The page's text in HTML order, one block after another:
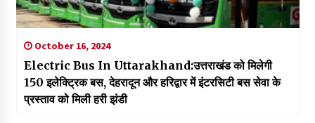
October 16, 2024
Electric Bus In Uttarakhand:उत्तराखंड को मिलेगी
150 इलेक्ट्रिक बस, देहरादून और हरिद्वार में इंटरसिटी बस सेवा के
प्रस्ताव को मिली हरी झंडी